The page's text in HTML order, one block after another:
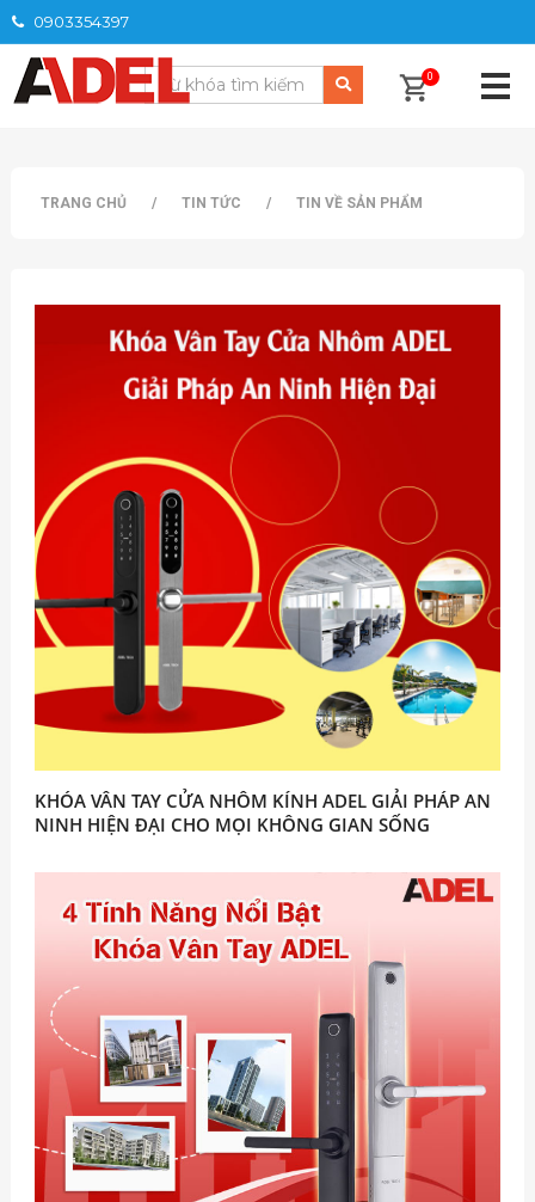
0903354397
0
TRANG CHỦ / TIN TỨC / TIN VỀ SẢN PHẨM
KHÓA VÂN TAY CỬA NHÔM KÍNH ADEL GIẢI PHÁP AN
NINH HIỆN ĐẠI CHO MỌI KHÔNG GIAN SỐNG